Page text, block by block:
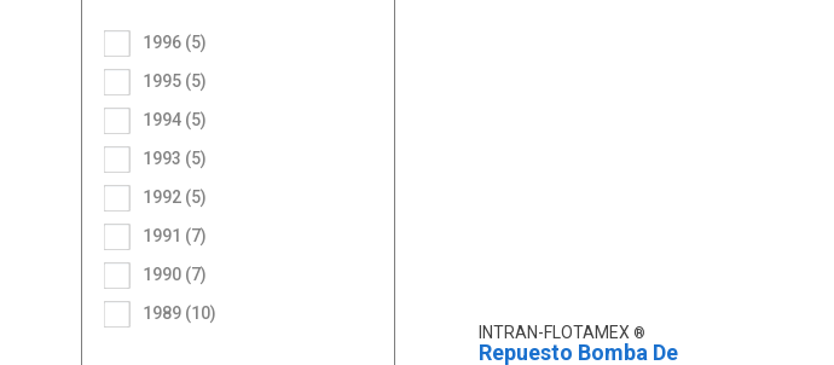
1989 (10)
1990 (7)
1991 (7)
1992 (5)
1993 (5)
1994 (5)
1995 (5)
1996 (5)
INTRAN-FLOTAMEX
Repuesto Bomba De